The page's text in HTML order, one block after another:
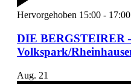
Hervorgehoben 15:00 - 17:00
DIE BERGSTEIRER
Volkspark/
Aug. 21